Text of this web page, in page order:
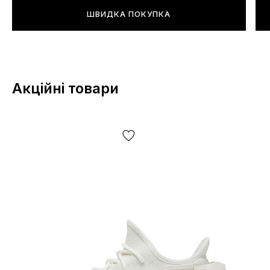
тому числі, але не виключно — розташування
виробник може змінювати БЕЗ ПОПЕРЕДЖЕННЯ, у
тому числі, але не виключно — дизайн, комплектацію,
року випуску, країни виробника тощо!
ШВИДКА ПОКУПКА
Акційні товари